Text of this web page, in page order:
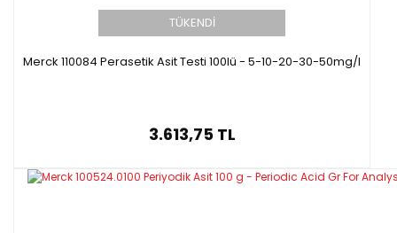
TÜKENDİ
Merck 110084 Perasetik Asit Testi 100lü - 5-10-20-30-50mg/l
3.613,75 TL